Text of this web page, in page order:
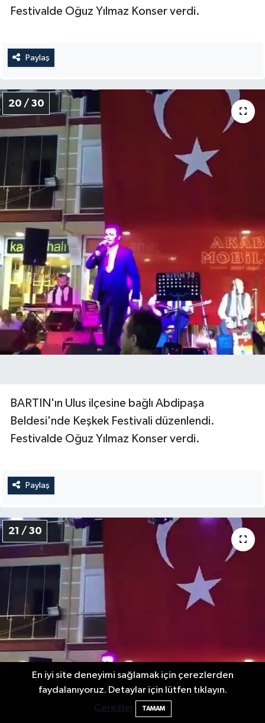
Festivalde Oğuz Yılmaz Konser verdi.
Paylaş
20 / 30
BARTIN'ın Ulus ilçesine bağlı Abdipaşa
Beldesi'nde Keşkek Festivali düzenlendi.
Festivalde Oğuz Yılmaz Konser verdi.
Paylaş
21 / 30
En iyi site deneyimi sağlamak için çerezlerden
faydalanıyoruz. Detaylar için lütfen tıklayın.
Çerezler
TAMAM